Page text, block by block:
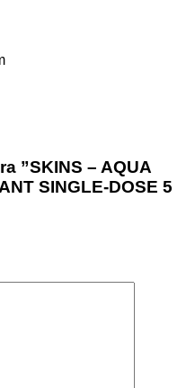
”SKINS – AQUA
SINGLE-DOSE 5